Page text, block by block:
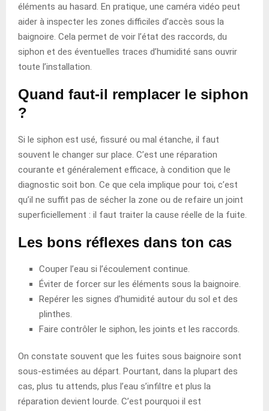
éléments au hasard. En pratique, une caméra vidéo peut
aider à inspecter les zones difficiles d’accès sous la
baignoire. Cela permet de voir l’état des raccords, du
siphon et des éventuelles traces d’humidité sans ouvrir
toute l’installation.
Quand faut-il remplacer le siphon
?
Si le siphon est usé, fissuré ou mal étanche, il faut
souvent le changer sur place. C’est une réparation
courante et généralement efficace, à condition que le
diagnostic soit bon. Ce que cela implique pour toi, c’est
qu’il ne suffit pas de sécher la zone ou de refaire un joint
superficiellement : il faut traiter la cause réelle de la fuite.
Les bons réflexes dans ton cas
Couper l’eau si l’écoulement continue.
Éviter de forcer sur les éléments sous la baignoire.
Repérer les signes d’humidité autour du sol et des
plinthes.
Faire contrôler le siphon, les joints et les raccords.
On constate souvent que les fuites sous baignoire sont
sous-estimées au départ. Pourtant, dans la plupart des
cas, plus tu attends, plus l’eau s’infiltre et plus la
réparation devient lourde. C’est pourquoi il est